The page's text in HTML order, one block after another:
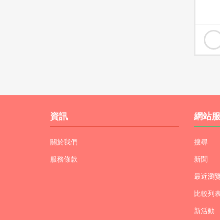
資訊
關於我們
服務條款
網站
搜尋
新聞
最近瀏
比較列
新活動